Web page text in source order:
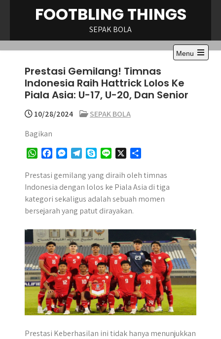
FOOTBLING THINGS
SEPAK BOLA
Menu
Open
Prestasi Gemilang! Timnas
Indonesia Raih Hattrick Lolos Ke
Piala Asia: U-17, U-20, Dan Senior
10/28/2024
SEPAK BOLA
Bagikan
W
a
t
s
A
p
c
e
b
o
k
s
s
e
n
e
r
l
e
g
r
m
y
p
e
n
e
a
r
e
Prestasi gemilang yang diraih oleh timnas
Indonesia dengan lolos ke Piala Asia di tiga
kategori sekaligus adalah sebuah momen
bersejarah yang patut dirayakan.
Prestasi Keberhasilan ini tidak hanya menunjukkan